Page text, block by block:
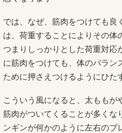
では、なぜ、筋肉をつけても良
は、荷重することによりその体
つまりしっかりとした荷重対応
に筋肉をつけても、体のバラン
ために押さえつけるようにひた
こういう風になると、太ももが
筋肉がついてくることが多くな
ンギンが何かのように左右のブ